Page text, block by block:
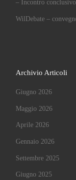
– Incontro
WilDebate –
Archivio Articoli
Giugno 2026
Maggio 2026
Aprile 2026
Gennaio 2026
Settembre 2025
Giugno 2025